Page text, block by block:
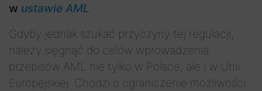
w ustawie AML.
Gdyby jednak szukać przyczyny tej regulacji,
należy sięgnąć do celów wprowadzenia
przepisów AML nie tylko w Polsce, ale i w Unii
Europejskiej. Chodzi o ograniczenie możliwości